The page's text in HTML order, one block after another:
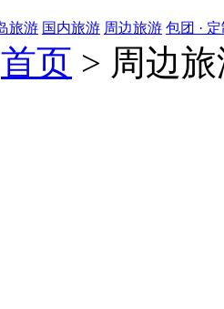
旅游 国内旅游 周边旅游 包团 ·
首页 > 周边